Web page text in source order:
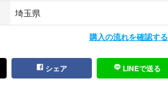
埼玉県
購入の流れを確認する
シェア LINEで送る